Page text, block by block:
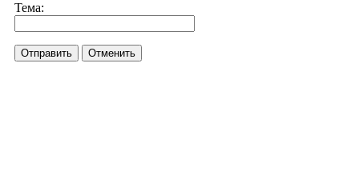
Тема:
Отправить Отменить